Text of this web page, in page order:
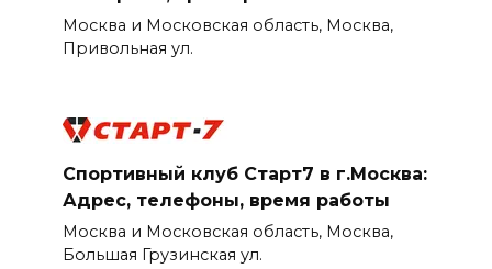
Москва и Московская область, Москва,
Привольная ул.
Спортивный клуб Старт7 в г.Москва:
Адрес, телефоны, время работы
Москва и Московская область, Москва,
Большая Грузинская ул.